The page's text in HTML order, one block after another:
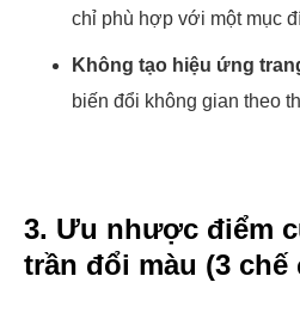
chỉ phù hợp với một mục
Không tạo hiệu ứng
biến đổi không gian theo
3. Ưu nhược điểm
trần đổi màu (3 chế